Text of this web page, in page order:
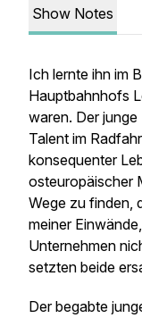
Show Notes
Ich lernte ihn im
Hauptbahnhofs
waren. Der
Talent im
konsequenter
osteuropäischer
Wege zu finden,
meiner
Unternehmen
setzten beide
Der begabte